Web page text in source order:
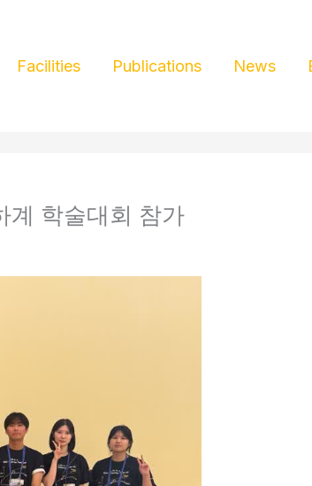
Facilities Publications News
계 학술대회 참가